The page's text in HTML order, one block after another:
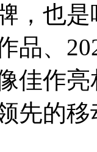
，也
品、
佳作
先的